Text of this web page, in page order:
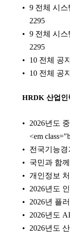
9 전체 시
2295
9 전체 시
2295
10 전체 공
10 전체 공
HRDK 산업인
2026년도
<em
전국기능
국민과 함
개인정보
2026년도
2026년 플
2026년도
2026년도